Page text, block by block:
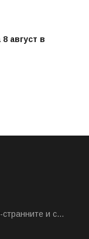
август в
и с...